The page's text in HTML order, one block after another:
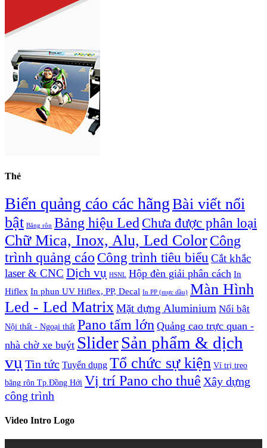
Thẻ
Biển quảng cáo các hãngBài viết nổi
bật Băng rôn Bảng hiệu Led Chưa được phân loại
Chữ Mica, Inox, Alu, Led ColorCông
trình quảng cáo Công trình tiêu biểu Cắt khắc
laser & CNC Dịch vụ HSNL Hộp đèn giải phân cách In
Hiflex In phun UV Hiflex, PP, Decal In PP (mực dầu) Màn Hình
Led - Led MatrixMặt dựng Aluminium Nổi bật
Nội thất - Ngoại thất Pano tấm lớn Quảng cao trực quan -
nhà chờ xe buýt SliderSản phẩm & dịch
vụ Tin tức Tuyển dụng Tổ chức sự kiện Ví trị treo
băng rôn Tp.Đồng Hới Vị trí Pano cho thuê Xây dựng
công trình
Video Intro Logo